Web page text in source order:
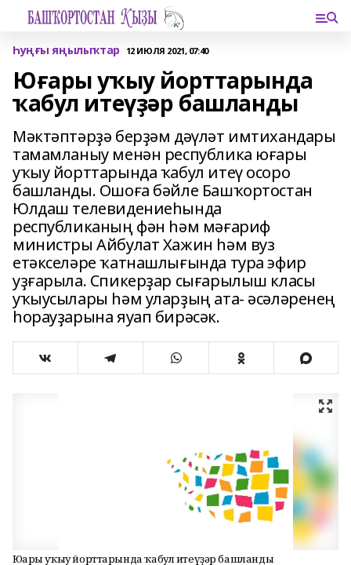
Һуңғы яңылыҡтар 12 ИЮЛЯ 2021, 07:40
Юғары уҡыу йорттарында
ҡабул итеүҙәр башланды
Мәктәптәрҙә берҙәм дәүләт имтихандары
тамамланыу менән республика юғары
уҡыу йорттарында ҡабул итеү осоро
башланды. Ошоға бәйле Башҡортостан
Юлдаш телевидениеһында
республиканың фән һәм мәғариф
министры Айбулат Хажин һәм вуз
етәкселәре ҡатнашлығында тура эфир
уҙғарыла. Спикерҙар сығарылыш класы
уҡыусылары һәм уларҙың ата- әсәләренең
һорауҙарына яуап бирәсәк.
Юғары уҡыу йорттарында ҡабул итеүҙәр башланды